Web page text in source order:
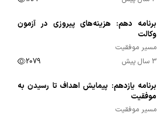
برنامه دهم: هزینه‌های پیروزی در آزمون
وکالت
مسیر موفقیت
3 سال پیش
2079
برنامه یازدهم: پیمایش اهداف تا رسیدن به
موفقیت
مسیر موفقیت